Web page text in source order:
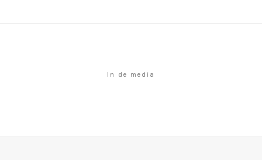
In de media